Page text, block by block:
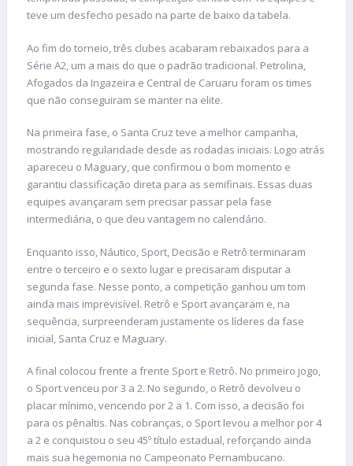
teve um desfecho pesado na parte de baixo da tabela.
Ao fim do torneio, três clubes acabaram rebaixados para a
Série A2, um a mais do que o padrão tradicional. Petrolina,
Afogados da Ingazeira e Central de Caruaru foram os times
que não conseguiram se manter na elite.
Na primeira fase, o Santa Cruz teve a melhor campanha,
mostrando regularidade desde as rodadas iniciais. Logo atrás
apareceu o Maguary, que confirmou o bom momento e
garantiu classificação direta para as semifinais. Essas duas
equipes avançaram sem precisar passar pela fase
intermediária, o que deu vantagem no calendário.
Enquanto isso, Náutico, Sport, Decisão e Retrô terminaram
entre o terceiro e o sexto lugar e precisaram disputar a
segunda fase. Nesse ponto, a competição ganhou um tom
ainda mais imprevisível. Retrô e Sport avançaram e, na
sequência, surpreenderam justamente os líderes da fase
inicial, Santa Cruz e Maguary.
A final colocou frente a frente Sport e Retrô. No primeiro jogo,
o Sport venceu por 3 a 2. No segundo, o Retrô devolveu o
placar mínimo, vencendo por 2 a 1. Com isso, a decisão foi
para os pênaltis. Nas cobranças, o Sport levou a melhor por 4
a 2 e conquistou o seu 45º título estadual, reforçando ainda
mais sua hegemonia no Campeonato Pernambucano.